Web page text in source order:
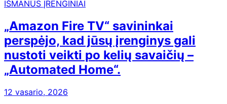
IŠMANŪS ĮRENGINIAI
„Amazon Fire TV“ savininkai
perspėjo, kad jūsų įrenginys gali
nustoti veikti po kelių savaičių –
„Automated Home“.
12 vasario, 2026